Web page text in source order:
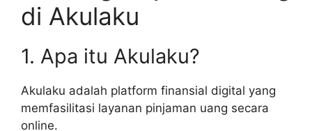
di Akulaku
1. Apa itu Akulaku?
Akulaku adalah platform finansial digital yang
memfasilitasi layanan pinjaman uang secara
online.